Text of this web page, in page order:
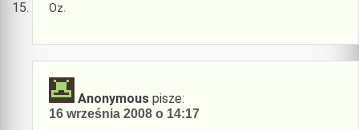
Oz.
Anonymous pisze:
16 września 2008 o 14:17